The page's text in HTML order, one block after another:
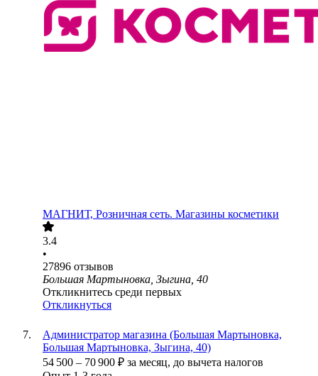
МАГНИТ, Розничная сеть. Магазины косметики
3.4
•
27896 отзывов
Большая Мартыновка, Зыгина, 40
Откликнитесь среди первых
Откликнуться
Администратор магазина (Большая Мартыновка,
Большая Мартыновка, Зыгина, 40)
54 500 – 70 900 ₽ за месяц, до вычета налогов